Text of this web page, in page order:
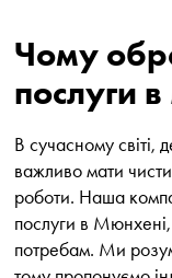
Чому
послуги
В сучасному світі,
важливо мати
роботи. Наша
послуги в Мюнхені,
потребам. Ми